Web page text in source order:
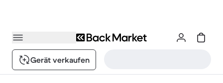
Gerät verkaufen